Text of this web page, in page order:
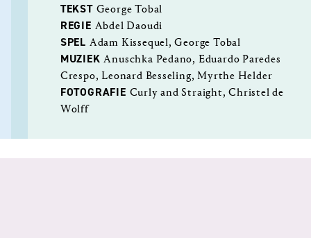
TEKST George Tobal
REGIE Abdel Daoudi
SPEL Adam Kissequel, George Tobal
MUZIEKAnuschka Pedano, Eduardo Paredes
Crespo, Leonard Besseling, Myrthe Helder
FOTOGRAFIE Curly and Straight, Christel de
Wolff